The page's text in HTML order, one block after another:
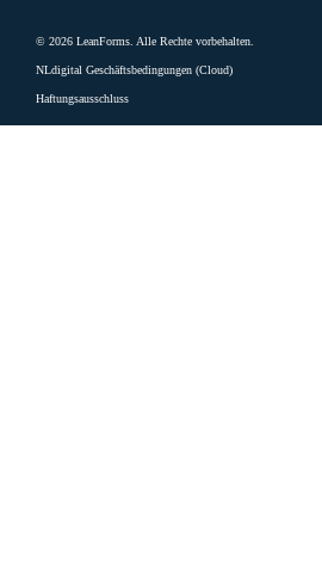
© 2026 LeanForms. Alle Rechte vorbehalten.
NLdigital Geschäftsbedingungen (Cloud)
Haftungsausschluss